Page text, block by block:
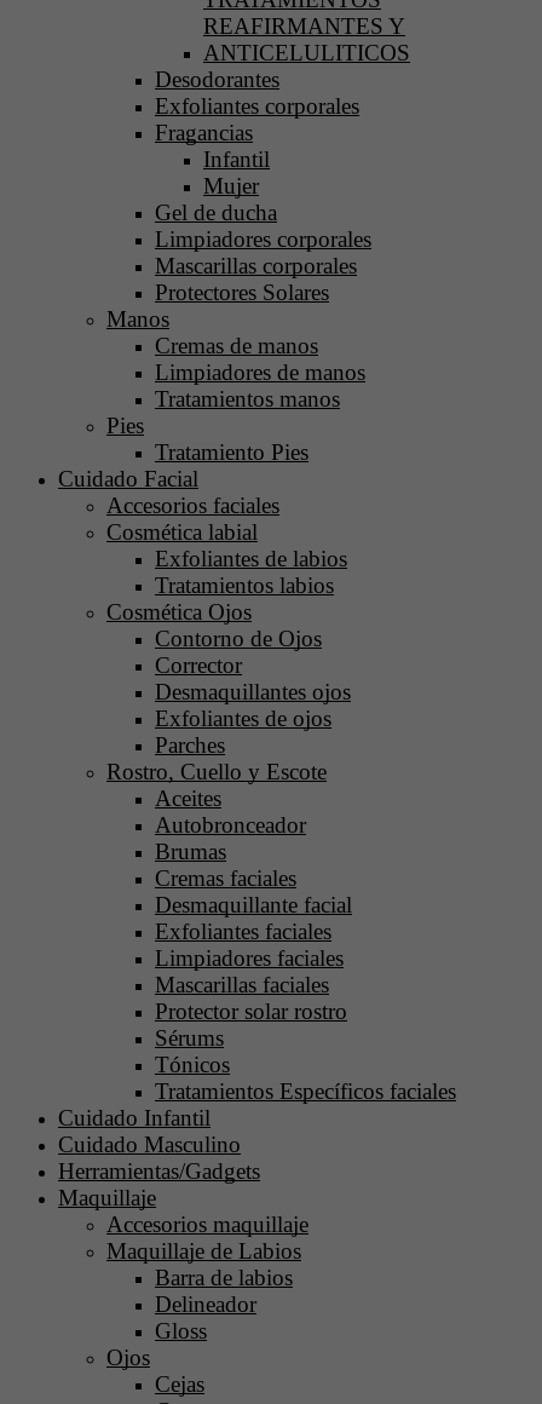
REAFIRMANTES Y
ANTICELULITICOS
Desodorantes
Exfoliantes corporales
Fragancias
Infantil
Mujer
Gel de ducha
Limpiadores corporales
Mascarillas corporales
Protectores Solares
Manos
Cremas de manos
Limpiadores de manos
Tratamientos manos
Pies
Tratamiento Pies
Cuidado Facial
Accesorios faciales
Cosmética labial
Exfoliantes de labios
Tratamientos labios
Cosmética Ojos
Contorno de Ojos
Corrector
Desmaquillantes ojos
Exfoliantes de ojos
Parches
Rostro, Cuello y Escote
Aceites
Autobronceador
Brumas
Cremas faciales
Desmaquillante facial
Exfoliantes faciales
Limpiadores faciales
Mascarillas faciales
Protector solar rostro
Sérums
Tónicos
Tratamientos Específicos faciales
Cuidado Infantil
Cuidado Masculino
Herramientas/Gadgets
Maquillaje
Accesorios maquillaje
Maquillaje de Labios
Barra de labios
Delineador
Gloss
Ojos
Cejas